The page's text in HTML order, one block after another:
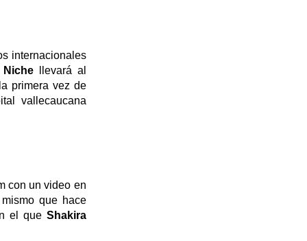
internacionales
Niche llevará al
primera vez de
vallecaucana
con un video en
que hace
el que Shakira